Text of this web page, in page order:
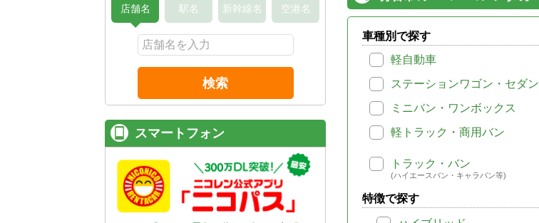
車種別で探す
軽自動車
ステーションワゴン・セダン
ミニバン・ワンボックス
軽トラック・商用バン
トラック・バン
(ハイエースバン・キャラバン等)
特徴で探す
店舗名 駅名 新幹線名 空港名
検索
スマートフォン